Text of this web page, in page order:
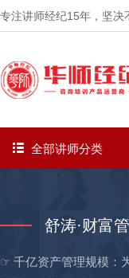
专注讲师经纪15年 ，坚
全部讲师分类
舒涛·财富
☞ 千亿资产管理规模：